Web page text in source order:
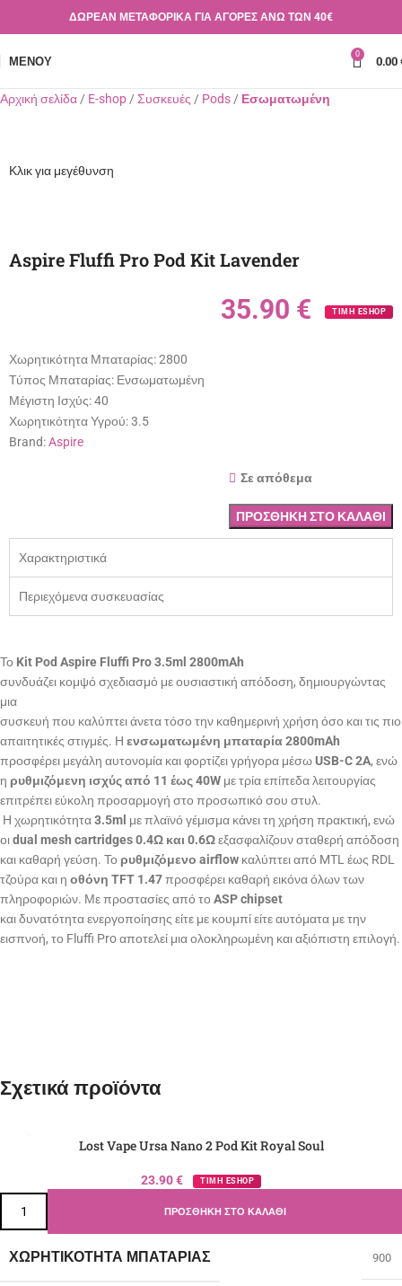
ΔΩΡΕΑΝ ΜΕΤΑΦΟΡΙΚΑ ΓΙΑ ΑΓΟΡΕΣ ΑΝΩ ΤΩΝ 40€
ΜΕΝΟΎ 0 0.00
Αρχική σελίδα E-shop Συσκευές Pods Εσωματωμένη
Κλικ για μεγέθυνση
Aspire Fluffi Pro Pod Kit Lavender
35.90 € ΤΙΜΗ ESHOP
Χωρητικότητα Μπαταρίας:2800
Τύπος Μπαταρίας: Ενσωματωμένη
Μέγιστη Ισχύς:40
Χωρητικότητα Υγρού:3.5
Brand:Aspire
Σε απόθεμα
ΠΡΟΣΘΉΚΗ ΣΤΟ ΚΑΛΆΘΙ
Χαρακτηριστικά
Περιεχόμενα συσκευασίας
Το Kit Pod Aspire Fluffi Pro 3.5ml 2800mAh
συνδυάζει κομψό σχεδιασμό με ουσιαστική απόδοση, δημιουργώντας
μια
συσκευή που καλύπτει άνετα τόσο την καθημερινή χρήση όσο και τις πιο
απαιτητικές στιγμές. Η ενσωματωμένη μπαταρία 2800mAh
προσφέρει μεγάλη αυτονομία και φορτίζει γρήγορα μέσωUSB-C 2A, ενώ
η ρυθμιζόμενη ισχύς από 11 έως 40W με τρία επίπεδα λειτουργίας
επιτρέπει εύκολη προσαρμογή στο προσωπικό σου στυλ.
Η χωρητικότητα3.5ml με πλαϊνό γέμισμα κάνει τη χρήση πρακτική, ενώ
οιdual mesh cartridges 0.4Ω και 0.6Ωεξασφαλίζουν σταθερή απόδοση
και καθαρή γεύση. Το ρυθμιζόμενο airflow καλύπτει από MTL έως RDL
τζούρα και η οθόνη TFT 1.47προσφέρει καθαρή εικόνα όλων των
πληροφοριών. Με προστασίες από το ASP chipset
και δυνατότητα ενεργοποίησης είτε με κουμπί είτε αυτόματα με την
εισπνοή, το Fluffi Pro αποτελεί μια ολοκληρωμένη και αξιόπιστη επιλογή.
Σχετικά προϊόντα
Lost Vape Ursa Nano 2 Pod Kit Royal Soul
23.90€ ΤΙΜΗ ESHOP
ΠΡΟΣΘΉΚΗ ΣΤΟ ΚΑΛΆΘΙ
ΧΩΡΗΤΙΚΌΤΗΤΑ ΜΠΑΤΑΡΊΑΣ 900